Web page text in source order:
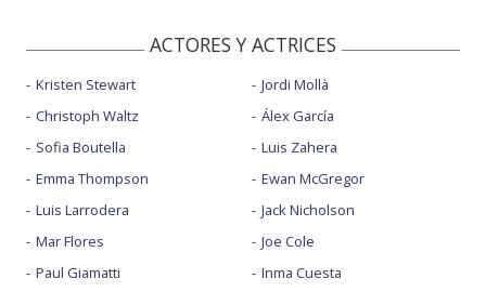
ACTORES Y ACTRICES
Kristen Stewart
Christoph Waltz
Sofia Boutella
Emma Thompson
Luis Larrodera
Mar Flores
Paul Giamatti
Jordi Mollà
Álex García
Luis Zahera
Ewan McGregor
Jack Nicholson
Joe Cole
Inma Cuesta